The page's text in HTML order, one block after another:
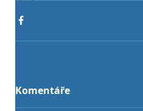
Komentáře